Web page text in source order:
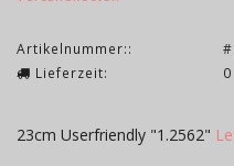
Artikelnummer::
Lieferzeit:
0
23cm Userfriendly "1.2562"